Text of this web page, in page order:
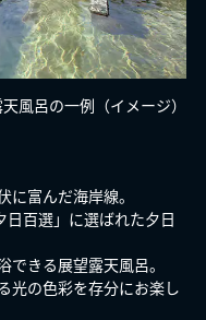
富んだ海岸線。
百選」に選ばれた夕日
きる展望露天風呂。
光の色彩を存分にお楽し
風呂の一例（イメージ）